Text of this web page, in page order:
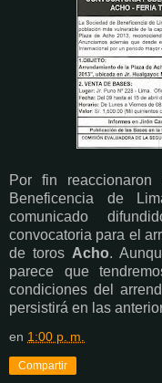
Por fin
Beneficencia de
comunicado
convocatoria para el
de toros Acho.
parece que
condiciones del
persistirá en las
en 1:00 p. m.
Compartir